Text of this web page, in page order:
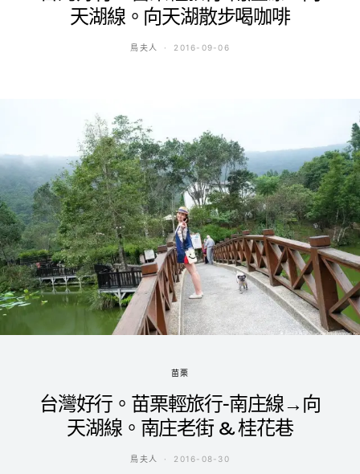
天湖線。向天湖散步喝咖啡
鳥夫人 2016-09-06
苗栗
台灣好行。苗栗輕旅行-南庄線→向
天湖線。南庄老街 & 桂花巷
鳥夫人 2016-08-30